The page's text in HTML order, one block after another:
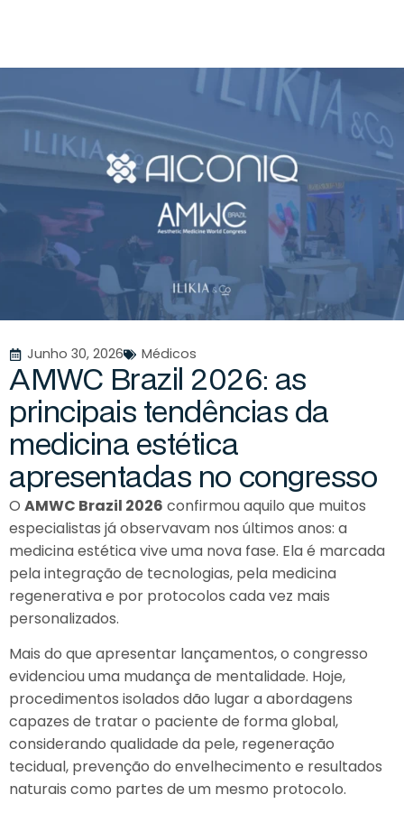
Junho 30, 2026 Médicos
A MWC Brazi 2026: as
principais tendências da
med icina estética
apresentadas no congresso
O AMWC Brazil 2026 confirmou aquilo que muitos
especialistas já observavam nos últimos anos: a
medicina estética vive uma nova fase. Ela é marcada
pela integração de tecnologias, pela medicina
regenerativa e por protocolos cada vez mais
personalizados.
Mais do que apresentar lançamentos, o congresso
evidenciou uma mudança de mentalidade. Hoje,
procedimentos isolados dão lugar a abordagens
capazes de tratar o paciente de forma global,
considerando qualidade da pele, regeneração
tecidual, prevenção do envelhecimento e resultados
naturais como partes de um mesmo protocolo.